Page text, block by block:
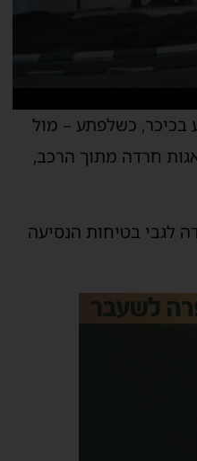
בכיכר, כשלפתע – מול
חרדה מתוך הרכב,
לגבי בטיחות הנסיעה